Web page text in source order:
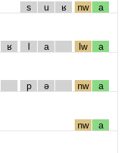
s u ʁ nw a
ʁ l a lw a
p ə nw a
nw a